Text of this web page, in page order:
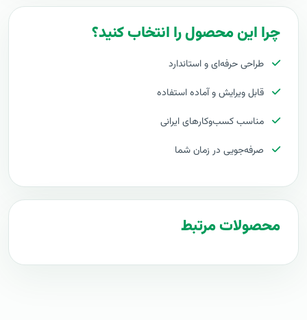
چرا این محصول را انتخاب کنید؟
طراحی حرفه‌ای و استاندارد
قابل ویرایش و آماده استفاده
مناسب کسب‌وکارهای ایرانی
صرفه‌جویی در زمان شما
محصولات مرتبط